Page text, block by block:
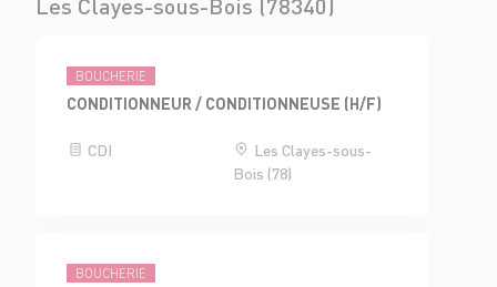
Les Clayes-sous-Bois (78340)
BOUCHERIE
CONDITIONNEUR / CONDITIONNEUSE (H/F)
CDI
Les Clayes-sous-
Bois (78)
BOUCHERIE